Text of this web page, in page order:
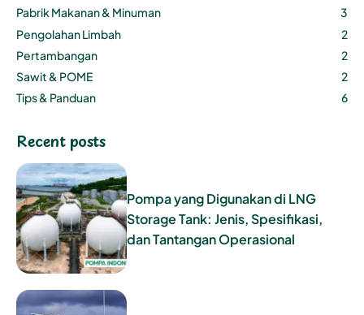
Pabrik Makanan & Minuman
3
Pengolahan Limbah
2
Pertambangan
2
Sawit & POME
2
Tips & Panduan
6
Recent posts
Pompa yang Digunakan di LNG
Storage Tank: Jenis, Spesifikasi,
dan Tantangan Operasional